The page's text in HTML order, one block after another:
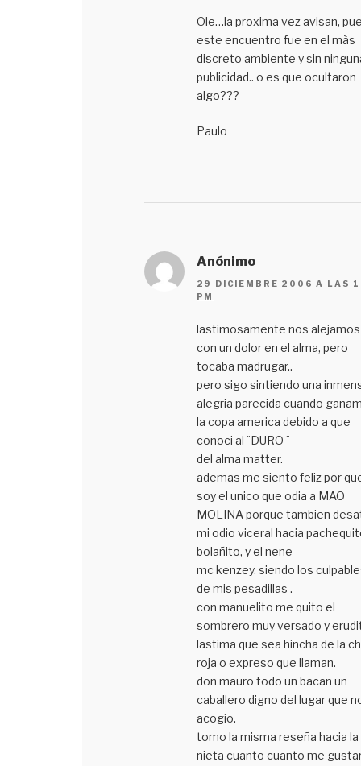
Ole…la proxima vez avisan,
este encuentro fue en el màs
discreto ambiente y sin
publicidad.. o es que ocultaron
algo???
Paulo
Anónimo
29 DICIEMBRE 2006 A LAS
PM
lastimosamente nos alejamos
con un dolor en el alma, pero
tocaba madrugar..
pero sigo sintiendo una
alegria parecida cuando
la copa america debido a que
conoci al ¨DURO ¨
del alma matter.
ademas me siento feliz por
soy el unico que odia a MAO
MOLINA porque tambien
mi odio viceral hacia
bolañito, y el nene
mc kenzey. siendo los
de mis pesadillas .
con manuelito me quito el
sombrero muy versado y
lastima que sea hincha de la
roja o expreso que llaman.
don mauro todo un bacan un
caballero digno del lugar que
acogio.
tomo la misma reseña hacia la
nieta cuanto cuanto me